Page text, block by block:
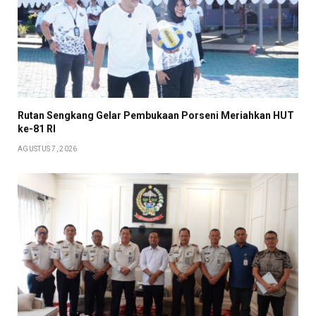
Rutan Sengkang Gelar Pembukaan Porseni Meriahkan HUT
ke-81 RI
AGUSTUS 7, 2026